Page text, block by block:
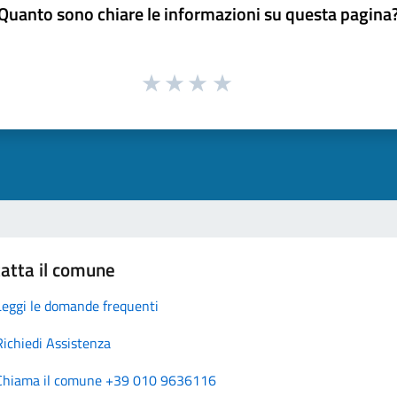
sono chiare le informazioni su questa
il comune
le domande frequenti
Assistenza
il comune +39 010 9636116